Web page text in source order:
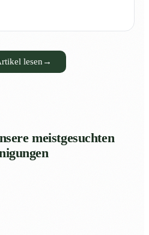
lesen →
meistgesuchten